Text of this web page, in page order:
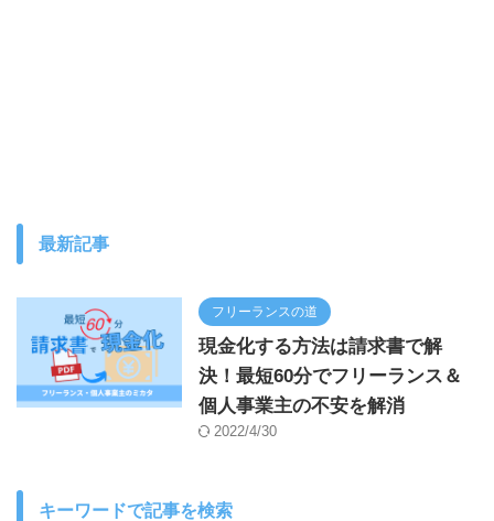
最新記事
フリーランスの道
現金化する方法は請求書で解
決！最短60分でフリーランス＆
個人事業主の不安を解消
2022/4/30
キーワードで記事を検索